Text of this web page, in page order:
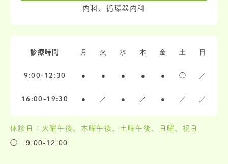
内科、循環器内科
診療時間 月 火 水 木 金 土 日
9:00-12:30 ● ● ● ● ● ◯ ／
16:00-19:30 ● ／ ● ／ ● ／ ／
休診日：火曜午後、木曜午後、土曜午後、日曜、祝日
◯…9:00-12:00